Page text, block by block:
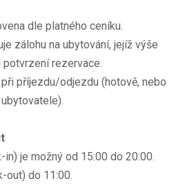
dle platného ceníku.
zálohu na ubytování, jejíž výše
rezervace.
příjezdu/odjezdu (hotově, nebo
in) je možný od 15:00 do 20:00.
out) do 11:00.